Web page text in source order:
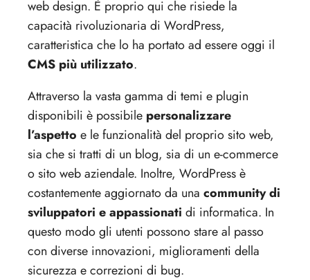
web design. È proprio qui che risiede la
capacità rivoluzionaria di WordPress,
caratteristica che lo ha portato ad essere oggi il
CMS più utilizzato.
Attraverso la vasta gamma di temi e plugin
disponibili è possibile personalizzare
l’aspetto e le funzionalità del proprio sito web,
sia che si tratti di un blog, sia di un e-commerce
o sito web aziendale. Inoltre, WordPress è
costantemente aggiornato da una community di
sviluppatori e appassionati di informatica. In
questo modo gli utenti possono stare al passo
con diverse innovazioni, miglioramenti della
sicurezza e correzioni di bug.